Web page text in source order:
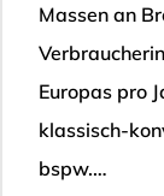
Massen an
Europas pro
klassisch-
bspw.…